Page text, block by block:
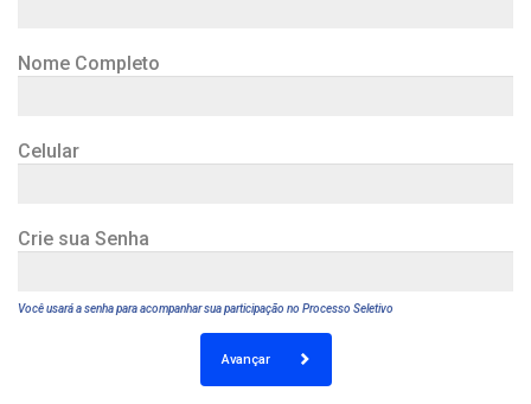
Nome Completo
Celular
Crie sua Senha
Você usará a senha para acompanhar sua participação no Processo Seletivo
Avançar